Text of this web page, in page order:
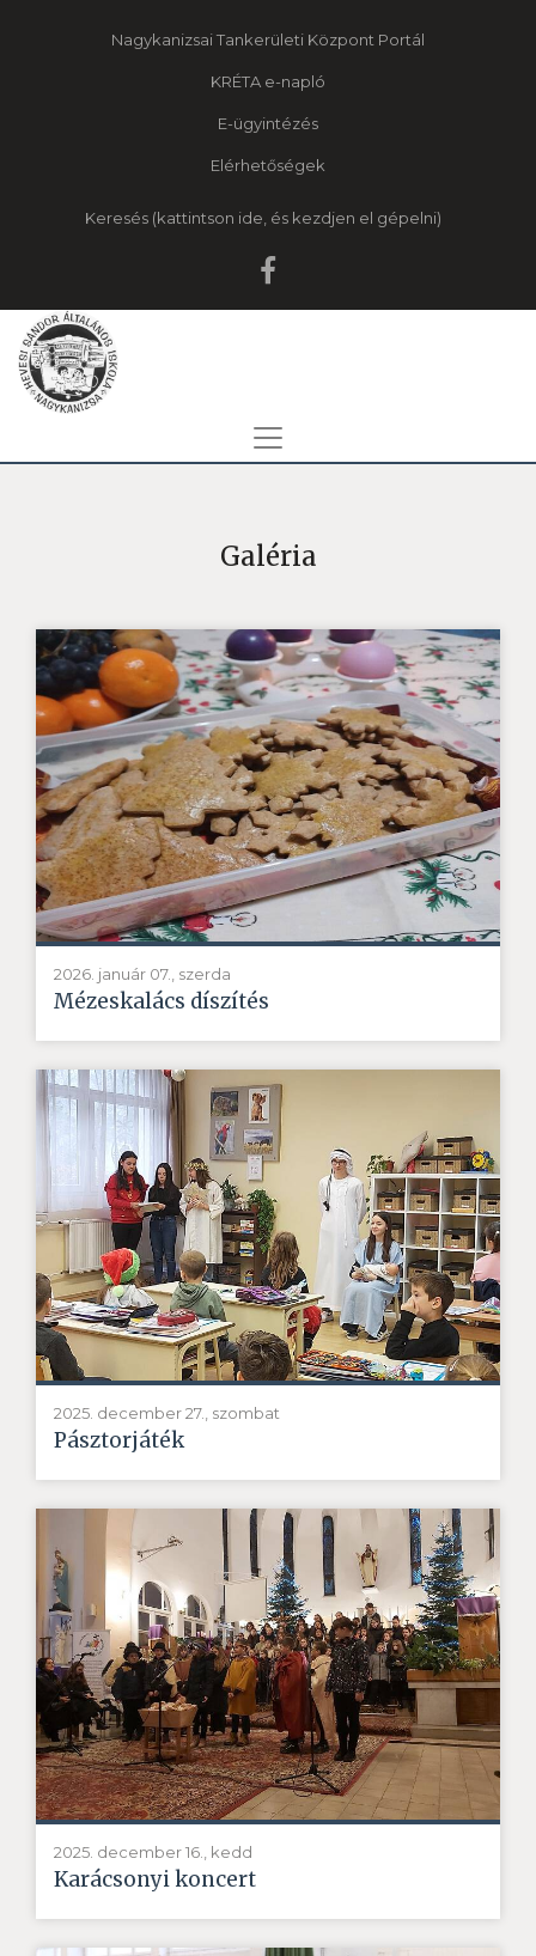
Nagykanizsai Tankerületi Központ Portál
KRÉTA e-napló
E-ügyintézés
Elérhetőségek
Keresés
Galéria
2026. január 07., szerda
Mézeskalács díszítés
2025. december 27., szombat
Pásztorjáték
2025. december 16., kedd
Karácsonyi koncert